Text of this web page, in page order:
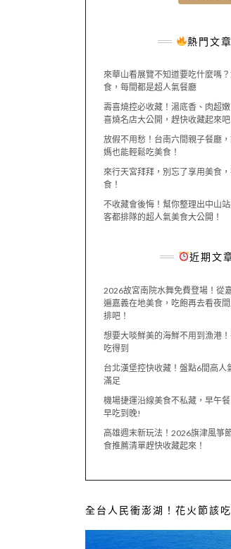
熱門文章
來華山看展覽不知道要吃什麼嗎
食，每間都是超人氣餐廳
壽喜燒控必收藏！湯底香、肉超
喜燒名店大公開，趕快收藏起來吧
放假不用愁！台南六間親子餐廳
媽也能輕鬆吃美食！
來行天宮拜拜，別忘了享用美食
食！
不收藏會後悔！幫你整理出中山
客都排隊的超人氣美食大公開！
近期文
2026故宮南院水舞免費登場！從
遍嘉義在地美食，吃飽再去看夜
排吧！
想要大啖鮮美的海鮮不用到漁港
吃得到
台北漢堡控快收藏！盤點6間高人
滿足
機場捷運沿線美食不私藏，早午
早吃到晚!
高雄週末新玩法！2026旗津風箏
食推薦清單趕快收藏起來！
全台人民衝澎湖！花火節該